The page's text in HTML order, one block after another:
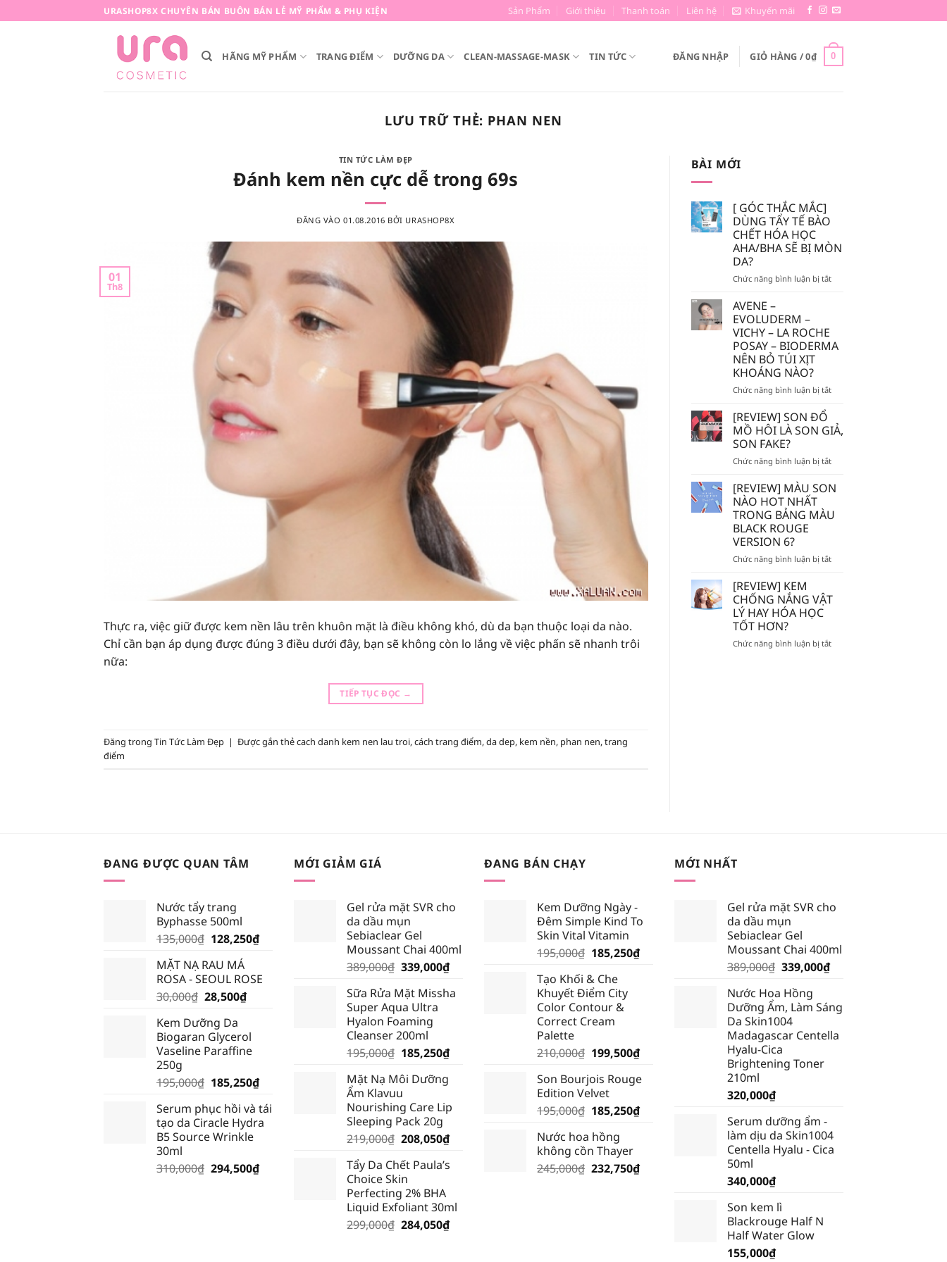
qua
URASHOP8X CHUYÊN BÁN BUÔN BÁN LẺ MỸ PHẨM & PHỤ KIỆN Sản Phẩm Giới thiệu Thanh toán Liên hệ Khuyến mãi
HÃNG MỸ PHẨM TRANG ĐIỂM DƯỠNG DA CLEAN-MASSAGE-MASK TIN TỨC ĐĂNG NHẬP GIỎ HÀNG /0₫ 0
LƯU TRỮ THẺ: PHAN NEN
TIN TỨC LÀM ĐẸP
Đánh kem nền cực dễ trong 69s
ĐĂNG VÀO01.08.2016 BỞI URASHOP8X
01
Th8
Thực ra, việc giữ được kem nền lâu trên khuôn mặt là điều không khó, dù da bạn thuộc loại da nào.
Chỉ cần bạn áp dụng được đúng 3 điều dưới đây, bạn sẽ không còn lo lắng về việc phấn sẽ nhanh trôi
nữa:
TIẾP TỤC ĐỌC →
Đăng trong Tin Tức Làm Đẹp | Được gắn thẻcach danh kem nen lau troi,cách trang điểm,da dep, kem nền, phan nen,trang
điểm
BÀI MỚI
[ GÓC THẮC MẮC]
DÙNG TẨY TẾ BÀO
CHẾT HÓA HỌC
AHA/BHA SẼ BỊ MÒN
DA?
Chức năng bình luận bị tắtở
TẨY
AHA/BHA
SẼ
AVENE –
EVOLUDERM –
VICHY – LA ROCHE
POSAY – BIODERMA
NÊN BỎ TÚI XỊT
KHOÁNG NÀO?
Chức năng bình luận bị tắtở
EVOLUDERM
–
–
ROCHE
–
BIODERMA
TÚI
[REVIEW] SON ĐỔ
MỒ HÔI LÀ SON GIẢ,
SON FAKE?
Chức năng bình luận bị tắtở
SON
ĐỔ
HÔI
GIẢ,
[REVIEW] MÀU SON
NÀO HOT NHẤT
TRONG BẢNG MÀU
BLACK ROUGE
VERSION 6?
Chức năng bình luận bị tắtở
SON
NÀO
TRONG
[REVIEW] KEM
CHỐNG NẮNG VẬT
LÝ HAY HÓA HỌC
TỐT HƠN?
Chức năng bình luận bị tắtở
ĐANG ĐƯỢC QUAN TÂM
Nước tẩy trang
Byphasse 500ml
135,000₫ Giá
là:
135,000₫.
128,250₫Giá
là:
MẶT NẠ RAU MÁ
ROSA - SEOUL ROSE
30,000₫ Giá
là:
30,000₫.
28,500₫Giá
là:
28,500₫.
Kem Dưỡng Da
Biogaran Glycerol
Vaseline Paraffine
250g
195,000₫ Giá
là:
195,000₫.
185,250₫Giá
tại
là:
Serum phục hồi và tái
tạo da Ciracle Hydra
B5 Source Wrinkle
30ml
310,000₫ Giá
294,500₫Giá
MỚI GIẢM GIÁ
Gel rửa mặt SVR cho
da dầu mụn
Sebiaclear Gel
Moussant Chai 400ml
389,000₫ Giá
là:
389,000₫.
339,000₫Giá
tại
Sữa Rửa Mặt Missha
Super Aqua Ultra
Hyalon Foaming
Cleanser 200ml
195,000₫ Giá
là:
195,000₫.
185,250₫Giá
185,250₫.
Mặt Nạ Môi Dưỡng
Ẩm Klavuu
Nourishing Care Lip
Sleeping Pack 20g
219,000₫ Giá
là:
219,000₫.
208,050₫Giá
tại
Tẩy Da Chết Paula’s
Choice Skin
Perfecting 2% BHA
Liquid Exfoliant 30ml
299,000₫ Giá
284,050₫Giá
ĐANG BÁN CHẠY
Kem Dưỡng Ngày -
Đêm Simple Kind To
Skin Vital Vitamin
195,000₫ Giá
là:
195,000₫.
185,250₫Giá
Tạo Khối & Che
Khuyết Điểm City
Color Contour &
Correct Cream
Palette
210,000₫ Giá
là:
210,000₫.
199,500₫Giá
tại
199,500₫.
Son Bourjois Rouge
Edition Velvet
195,000₫ Giá
là:
195,000₫.
185,250₫Giá
185,250₫.
Nước hoa hồng
không cồn Thayer
245,000₫ Giá
232,750₫Giá
MỚI NHẤT
Gel rửa mặt SVR cho
da dầu mụn
Sebiaclear Gel
Moussant Chai 400ml
389,000₫ Giá
là:
389,000₫.
339,000₫Giá
là:
Nước Hoa Hồng
Dưỡng Ẩm, Làm Sáng
Da Skin1004
Madagascar Centella
Hyalu-Cica
Brightening Toner
210ml
320,000₫
Serum dưỡng ẩm -
làm dịu da Skin1004
Centella Hyalu - Cica
50ml
340,000₫
Son kem lì
Blackrouge Half N
Half Water Glow
155,000₫